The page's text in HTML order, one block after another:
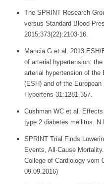
The SPRINT Research
versus Standard Blood-
2015;373(22):2103-16.
Mancia G et al. 2013
of arterial hypertension:
arterial hypertension of the
(ESH) and of the
Hypertens 31:1281-357.
Cushman WC et al.
type 2 diabetes mellitus. N
SPRINT Trial Finds
Events, All-Cause
College of Cardiology vom
09.09.2016)
Ernährung
Alltag
Was sonst noch
Naturstoffe bei
Symptome
Diagnostik